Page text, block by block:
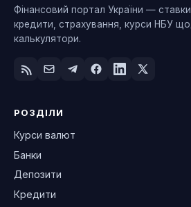
Фінансовий портал України —
кредити, страхування, курси НБУ
калькулятори.
РОЗДІЛИ
Курси валют
Банки
Депозити
Кредити